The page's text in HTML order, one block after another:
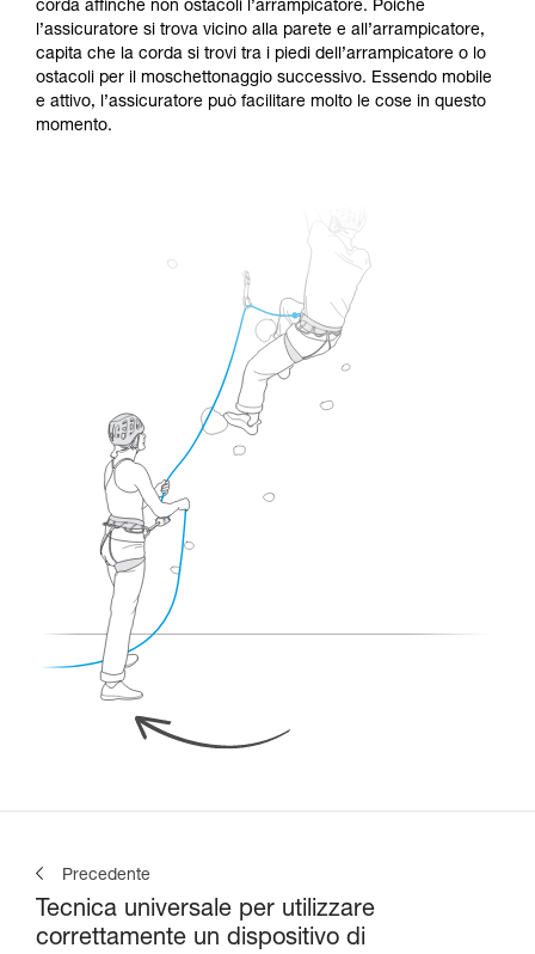
corda affinché non ostacoli l’arrampicatore. Poiché
l’assicuratore si trova vicino alla parete e all’arrampicatore,
capita che la corda si trovi tra i piedi dell’arrampicatore o lo
ostacoli per il moschettonaggio successivo. Essendo mobile
e attivo, l’assicuratore può facilitare molto le cose in questo
momento.
Precedente
Tecnica universale per utilizzare
correttamente un dispositivo di